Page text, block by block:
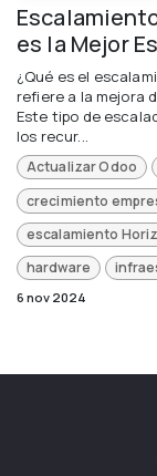
es la Mejor
¿Qué es el
refiere a la mejora
Este tipo de
los recur...
Actualizar Odoo
crecimiento
escalamiento
hardware
6 nov 2024